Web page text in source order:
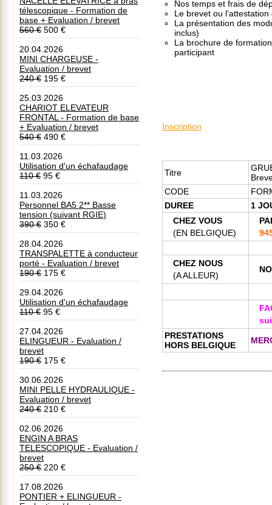
télescopique - Formation de
base + Evaluation / brevet
560 € 500 €
20.04.2026
MINI CHARGEUSE -
Evaluation / brevet
240 € 195 €
25.03.2026
CHARIOT ELEVATEUR
FRONTAL - Formation de base
+ Evaluation / brevet
540 € 490 €
11.03.2026
Utilisation d'un échafaudage
110 € 95 €
11.03.2026
Personnel BA5 2** Basse
tension (suivant RGIE)
390 € 350 €
28.04.2026
TRANSPALETTE à conducteur
porté - Evaluation / brevet
190 € 175 €
29.04.2026
Utilisation d'un échafaudage
110 € 95 €
27.04.2026
ELINGUEUR - Evaluation /
brevet
190 € 175 €
30.06.2026
MINI PELLE HYDRAULIQUE -
Evaluation / brevet
240 € 210 €
02.06.2026
ENGIN A BRAS
TELESCOPIQUE - Evaluation /
brevet
250 € 220 €
17.08.2026
PONTIER + ELINGUEUR -
Nos temps et frais de
Le brevet ou
La présentation des
inclus)
La brochure de
participant
Inscription
Titre
CODE
DUREE
1
CHEZ VOUS
(EN BELGIQUE)
CHEZ NOUS
(A ALLEUR)
PRESTATIONS
HORS BELGIQUE